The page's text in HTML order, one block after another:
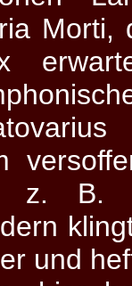
Morti,
z. B.
und